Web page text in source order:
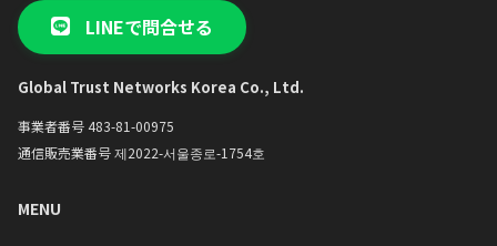
LINEで問合せる
Global Trust Networks Korea Co., Ltd.
事業者番号 483-81-00975
通信販売業番号 제2022-서울종로-1754호
MENU